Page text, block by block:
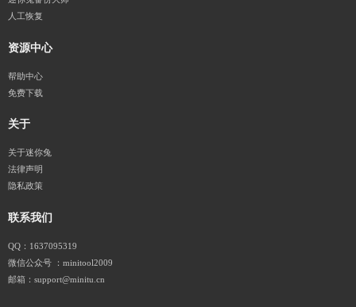
人工恢复
资源中心
帮助中心
免费下载
关于
关于迷你兔
法律声明
隐私政策
联系我们
QQ：1637095319
微信公众号 ：minitool2009
邮箱：support@minitu.cn